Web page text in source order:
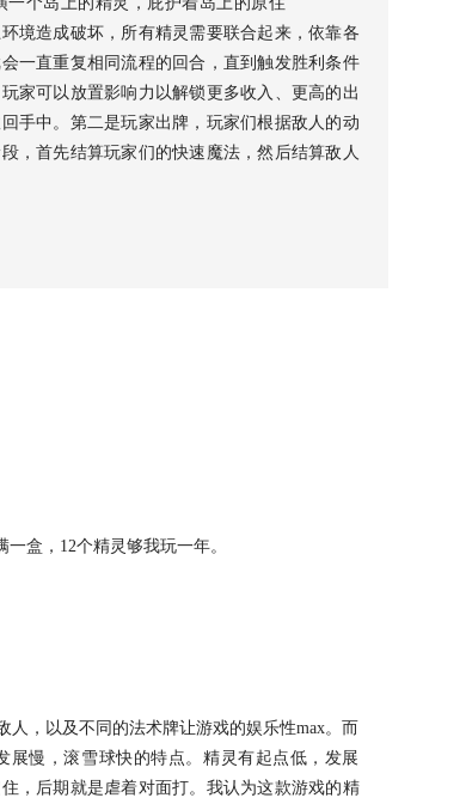
境造成破坏，所有精灵需要联合起来，依靠各
一直重复相同流程的回合，直到触发胜利条件
家可以放置影响力以解锁更多收入、更高的出
手中。第二是玩家出牌，玩家们根据敌人的动
，首先结算玩家们的快速魔法，然后结算敌人
盒，12个精灵够我玩一年。
，以及不同的法术牌让游戏的娱乐性max。而
慢，滚雪球快的特点。精灵有起点低，发展
，后期就是虐着对面打。我认为这款游戏的精